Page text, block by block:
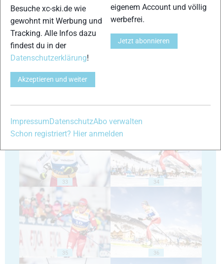
30
33 34
35 36
Besuche xc-ski.de wie
gewohnt mit Werbung und
Tracking. Alle Infos dazu
findest du in der
Datenschutzerklärung!
Akzeptieren und weiter
eigenem Account und völlig
werbefrei.
Jetzt abonnieren
ImpressumDatenschutzAbo verwalten
Schon registriert? Hier anmelden